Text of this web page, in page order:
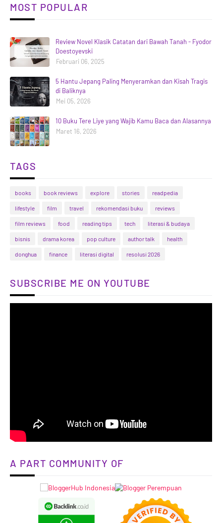
MOST POPULAR
Review Novel Klasik Catatan dari Bawah Tanah - Fyodor
Doestoyevski
Februari 06, 2025
5 Hantu Jepang Paling Menyeramkan dan Kisah Tragis
di Baliknya
Mei 05, 2026
10 Buku Tere Liye yang Wajib Kamu Baca dan Alasannya
Maret 16, 2026
TAGS
books book reviews explore stories readpedia
lifestyle film travel rekomendasi buku reviews
film reviews food reading tips tech literasi & budaya
bisnis drama korea pop culture author talk health
donghua finance literasi digital resolusi 2026
SUBSCRIBE ME ON YOUTUBE
A PART COMMUNITY OF